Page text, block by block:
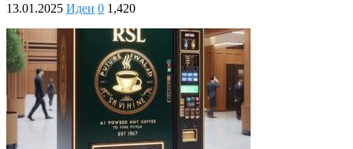
13.01.2025 Идеи 0 1,420